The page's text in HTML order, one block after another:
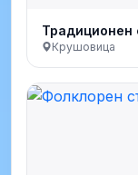
Традиционен
Крушовица